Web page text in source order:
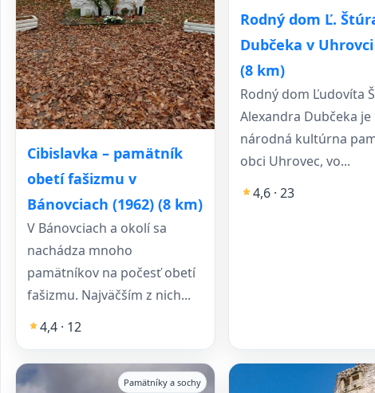
Cibislavka – pamätník
obetí fašizmu v
Bánovciach (1962) (8 km)
V Bánovciach a okolí sa
nachádza mnoho
pamätníkov na počesť obetí
fašizmu. Najväčším z nich...
4,4 · 12
Rodný dom Ľ.
Dubčeka v Uhrovci
(8 km)
Rodný dom Ľudovíta
Alexandra Dubčeka je
národná kultúrna
obci Uhrovec, vo...
4,6 · 23
Pamätníky a sochy